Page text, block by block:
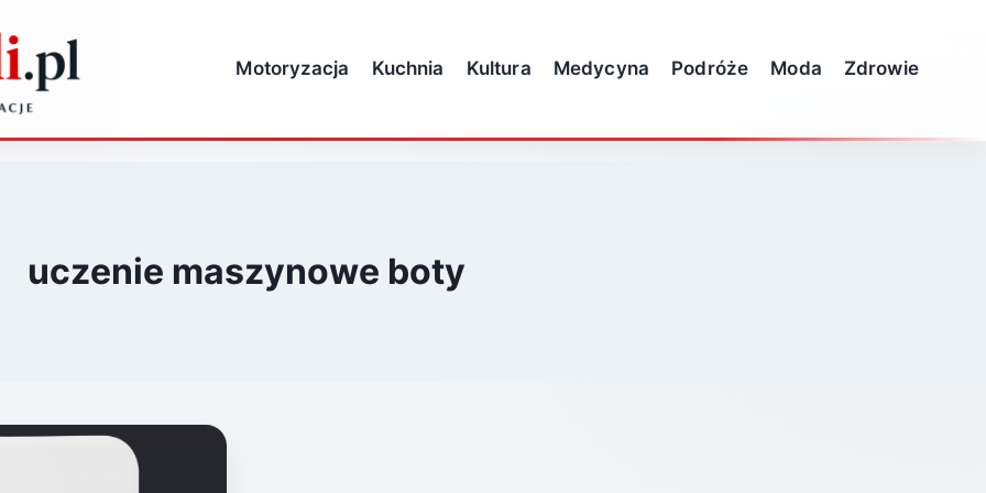
Motoryzacja Kuchnia Kultura Medycyna Podróże Moda Zdrowie
uczenie maszynowe boty